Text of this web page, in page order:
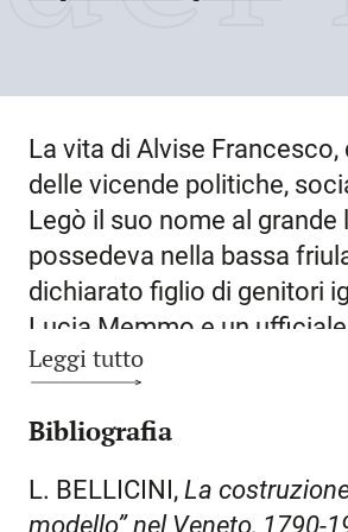
La vita di Alvise
delle vicende politiche,
Legò il suo nome al grande
possedeva nella bassa
dichiarato figlio di genitori
Lucia Memmo e un
fatto, riconobbe come suo
morte del padre putativo
interessi famigliari, fu
Leggi tutto
Bibliografia
L. BELLICINI, La
modello” nel Veneto, 1790-